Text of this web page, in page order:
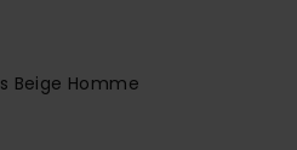
Beige Homme